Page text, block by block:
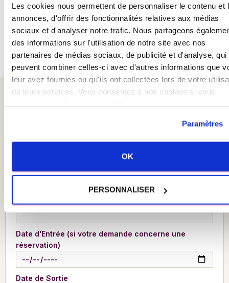
Les cookies nous permettent de personnaliser le contenu et
annonces, d'offrir des fonctionnalités relatives aux médias
sociaux et d'analyser notre trafic. Nous partageons
des informations sur l'utilisation de notre site avec nos
partenaires de médias sociaux, de publicité et d'analyse, qui
peuvent combiner celles-ci avec d'autres informations que
leur avez fournies ou qu'ils ont collectées lors de votre
de leurs services. Vous consentez à nos cookies si vous
Paramètres
OK
PERSONNALISER
formulaires en ligne ci-dessous
:
conditions générales de vente
Date d'Entrée (si votre demande concerne une
réservation)
Date de Sortie